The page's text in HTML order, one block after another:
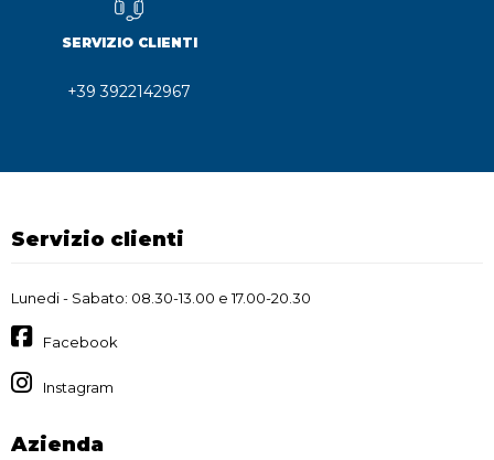
SERVIZIO CLIENTI
+39 3922142967
Servizio clienti
Lunedi - Sabato: 08.30-13.00 e 17.00-20.30
Facebook
Instagram
Azienda